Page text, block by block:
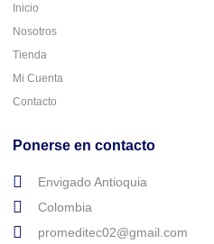
Inicio
Nosotros
Tienda
Mi Cuenta
Contacto
Ponerse en contacto
Envigado Antioquia
Colombia
promeditec02@gmail.com